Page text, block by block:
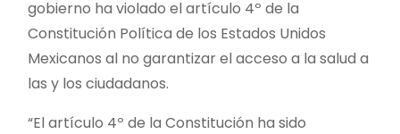
gobierno ha violado el artículo 4º de la
Constitución Política de los Estados Unidos
Mexicanos al no garantizar el acceso a la salud a
las y los ciudadanos.
“El artículo 4º de la Constitución ha sido